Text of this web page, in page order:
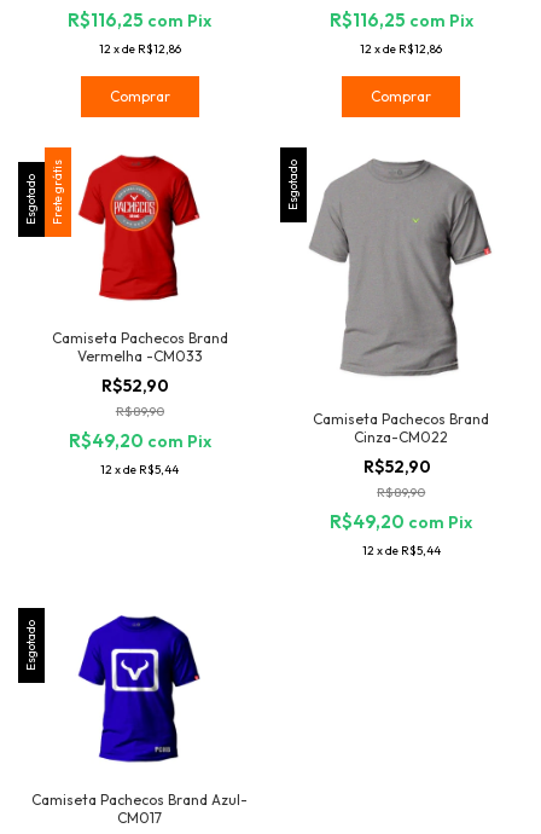
R$116,25 com Pix
12xde R$12,86
Comprar
R$116,25 com Pix
12xde R$12,86
Comprar
Esgotado Frete grátis
Camiseta Pachecos Brand
Vermelha -CM033
R$52,90
R$89,90
R$49,20 com Pix
12xde R$5,44
Esgotado
Camiseta Pachecos Brand
Cinza-CM022
R$52,90
R$89,90
R$49,20 com Pix
12xde R$5,44
Esgotado
Camiseta Pachecos Brand Azul-
CM017